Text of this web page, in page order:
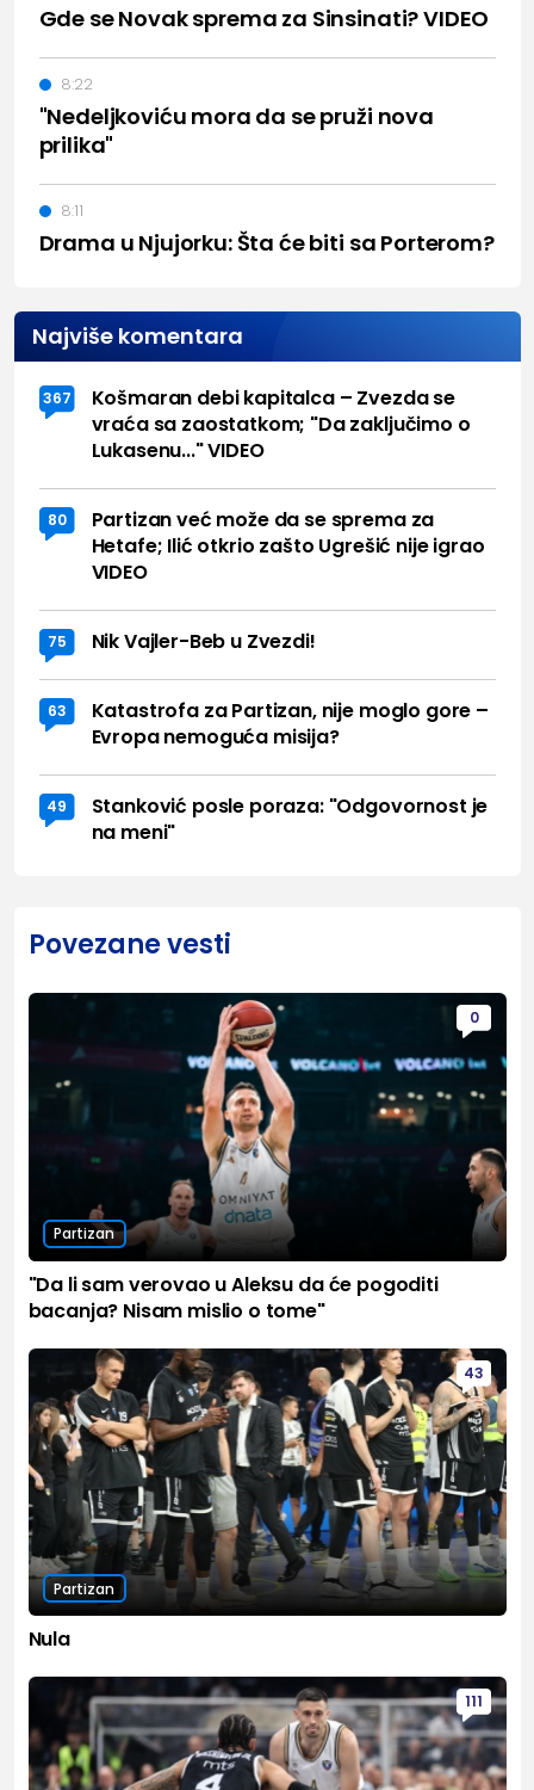
Gde se Novak sprema za Sinsinati? VIDEO
"Nedeljkoviću mora da se pruži nova
prilika"
8:22
Drama u Njujorku: Šta će biti sa Porterom?
8:11
Najviše komentara
367
Košmaran debi kapitalca – Zvezda se
vraća sa zaostatkom; "Da zaključimo o
Lukasenu..." VIDEO
80
Partizan već može da se sprema za
Hetafe; Ilić otkrio zašto Ugrešić nije igrao
VIDEO
75 Nik Vajler-Beb u Zvezdi!
63
Katastrofa za Partizan, nije moglo gore –
Evropa nemoguća misija?
49
Stanković posle poraza: "Odgovornost je
na meni"
Povezane vesti
0
Partizan
"Da li sam verovao u Aleksu da će pogoditi
bacanja? Nisam mislio o tome"
43
Partizan
Nula
111